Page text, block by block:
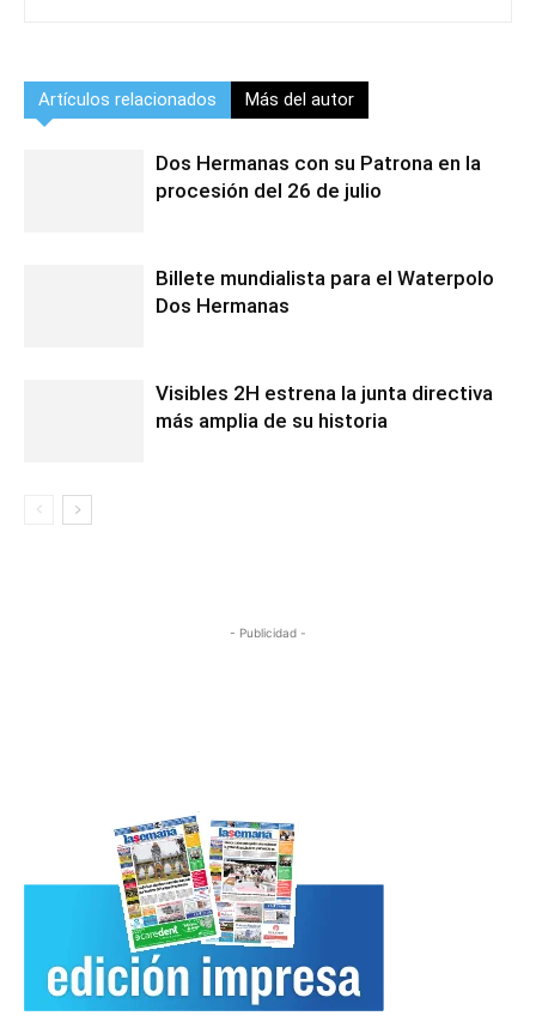
Artículos relacionados Más del autor
Dos Hermanas con su Patrona en la
procesión del 26 de julio
Billete mundialista para el Waterpolo
Dos Hermanas
Visibles 2H estrena la junta directiva
más amplia de su historia
- Publicidad -